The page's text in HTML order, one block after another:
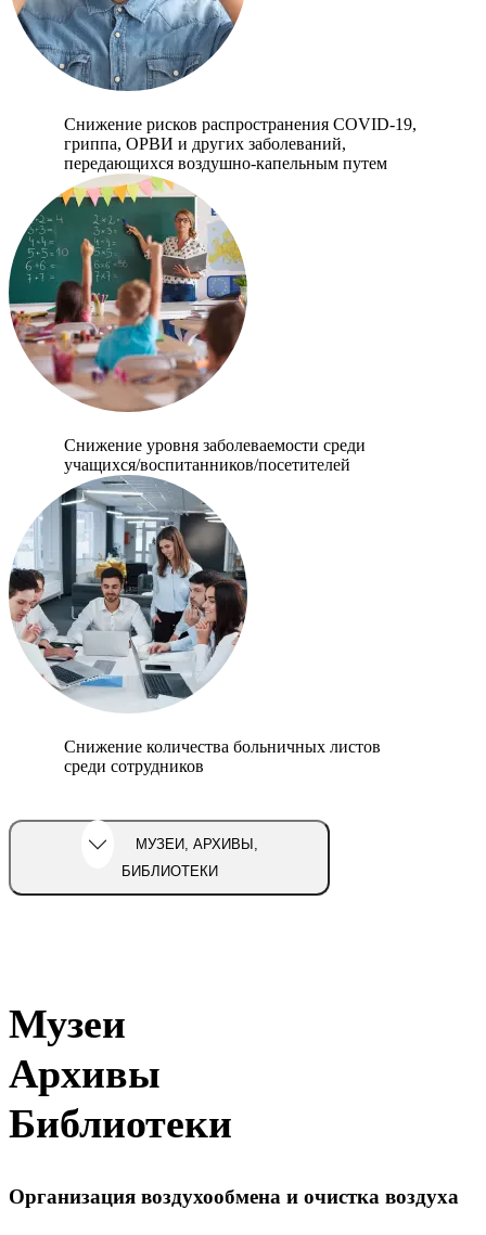
Снижение рисков распространения COVID-19,
гриппа, ОРВИ и других заболеваний,
передающихся воздушно-капельным путем
Снижение уровня заболеваемости среди
учащихся/воспитанников/посетителей
Снижение количества больничных листов
среди сотрудников
БИБЛИОТЕКИ
Музеи
Архивы
Библиотеки
Организация воздухообмена и очистка воздуха